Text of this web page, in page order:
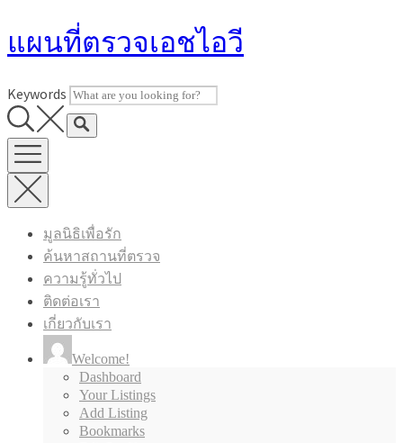
to
แผนที่ตรวจเอชไอวี
Keywords
มูลนิธิเพื่อรัก
ค้นหาสถานที่ตรวจ
ความรู้ทั่วไป
ติดต่อเรา
เกี่ยวกับเรา
Welcome!
Dashboard
Your Listings
Add Listing
Bookmarks